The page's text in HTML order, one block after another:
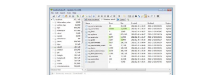
HASIL PENCARIAN